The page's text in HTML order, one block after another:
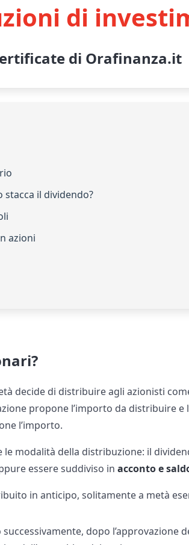
di
di Orafinanza.it
stacca il dividendo?
azioni
decide di distribuire agli azionisti
propone l’importo da distribuire e
l’importo.
le modalità della distribuzione: il
essere suddiviso inacconto e
in anticipo, solitamente a metà
dopo l’approvazione